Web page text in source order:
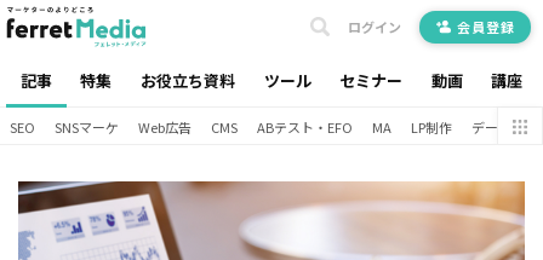
記事 特集 お役立ち資料 ツール セミナー 動画 講座
ログイン 会員登録
SEO SNSマーケ Web広告 CMS ABテスト・EFO MA LP制作 データ分析